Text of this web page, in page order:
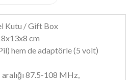
Kutu / Gift Box
cm
hem de adaptörle (5 volt)
87.5-108 MHz,